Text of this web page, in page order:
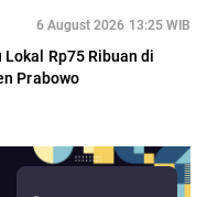
6 August 2026 13:25 WIB
Lokal Rp75 Ribuan di
Prabowo